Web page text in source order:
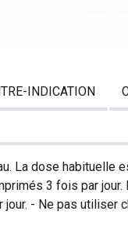
INDICATION
La dose habituelle
3 fois par jour.
- Ne pas utiliser